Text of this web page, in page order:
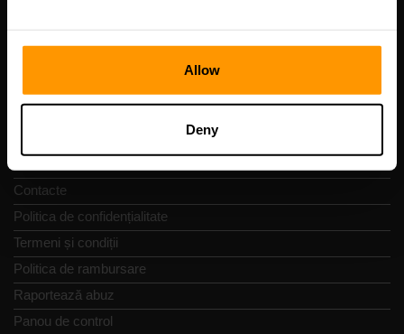
Allow
Deny
Contacte
Politica de confidențialitate
Termeni și condiții
Politica de rambursare
Raportează abuz
Panou de control